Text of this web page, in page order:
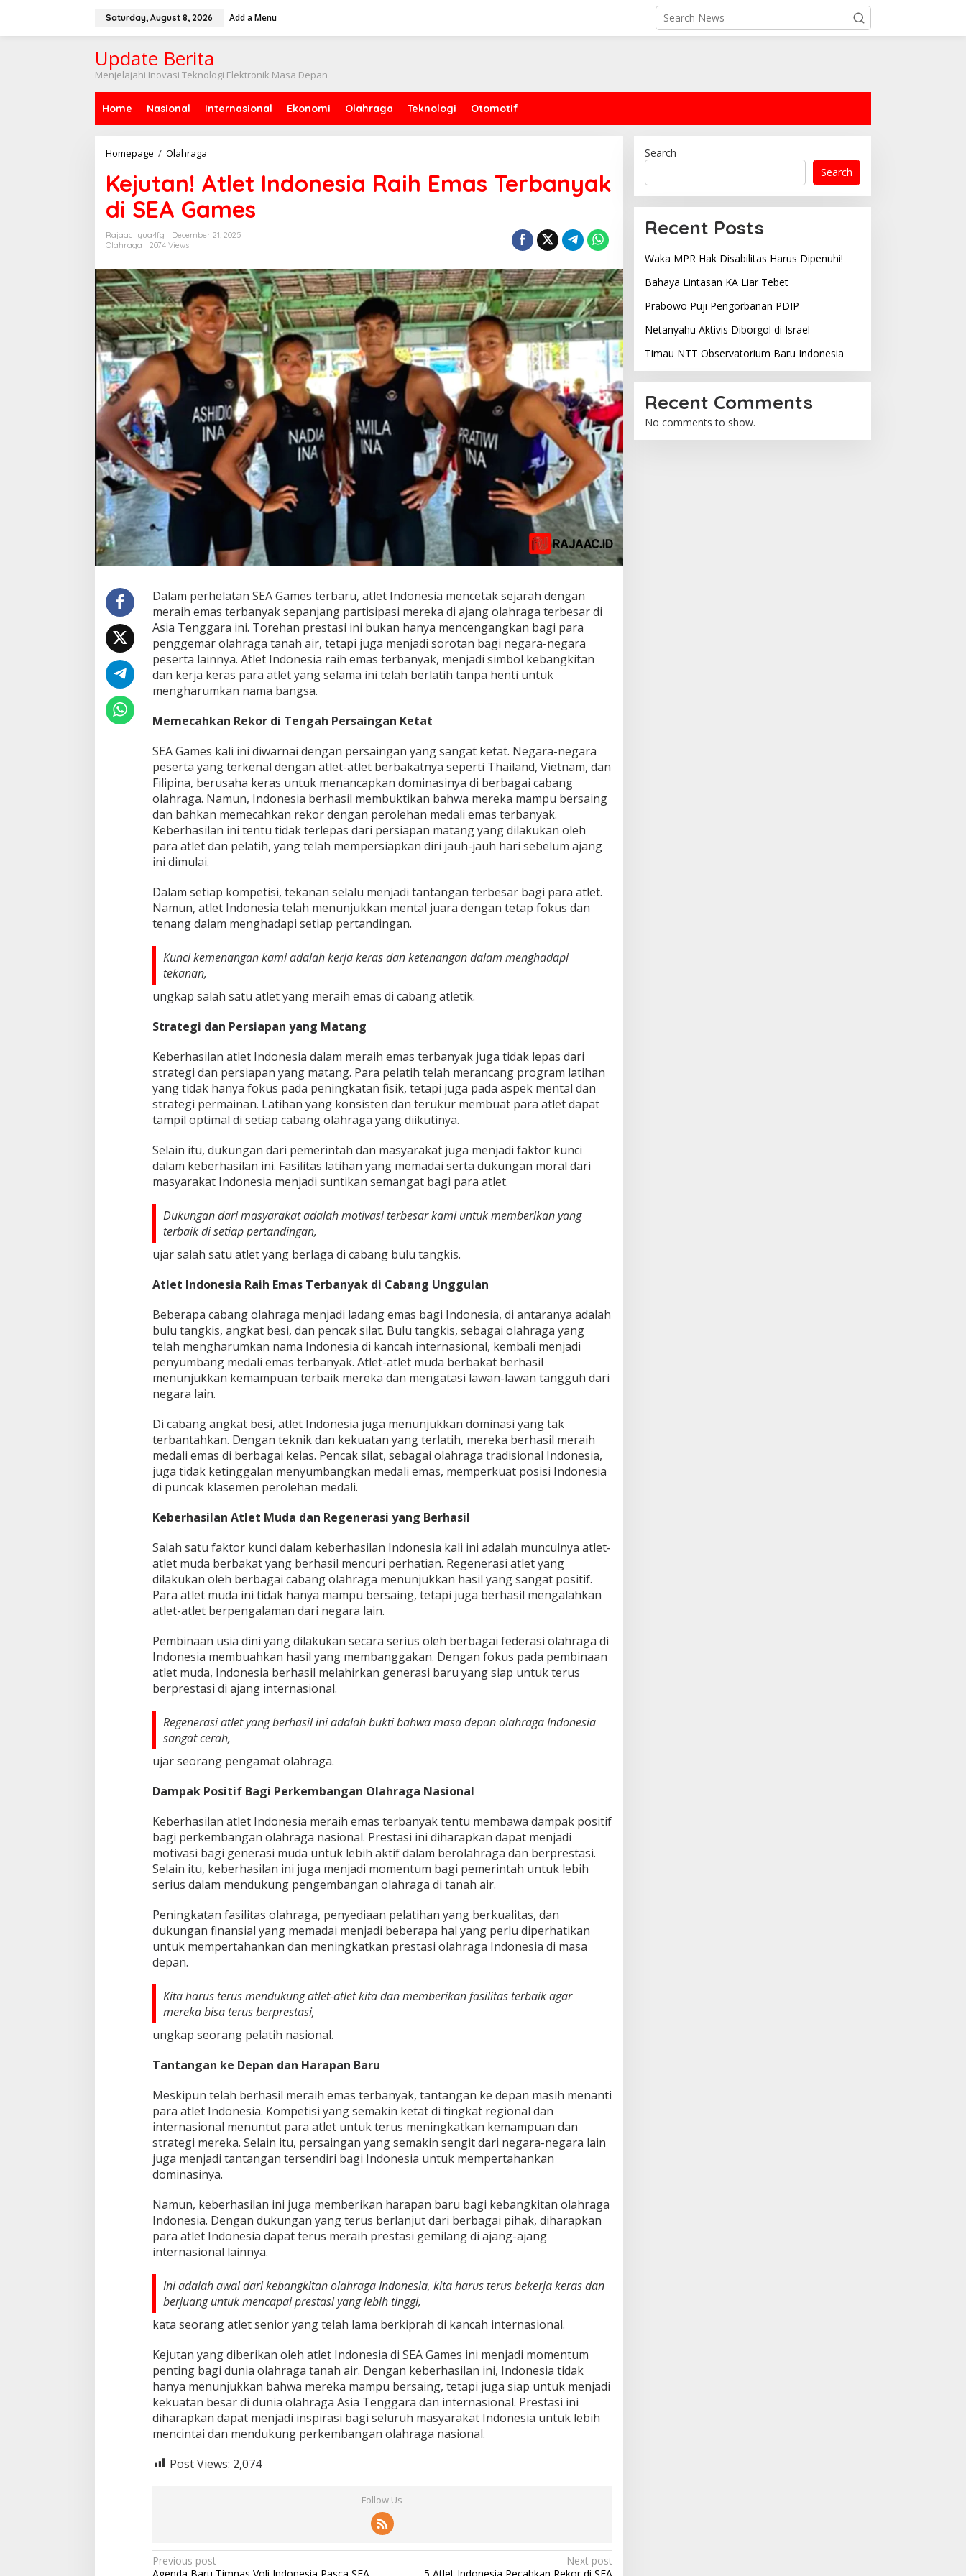
Saturday, August 8, 2026 Add a Menu
Update Berita
Menjelajahi Inovasi Teknologi Elektronik Masa Depan
Home Nasional Internasional Ekonomi Olahraga Teknologi Otomotif
Homepage / Olahraga
Indonesia
Raih
Emas
Terbanyak
di
SEA
Kejutan! Atlet Indonesia Raih Emas Terbanyak
di SEA Games
Rajaac_yua4fg
December 21, 2025
Olahraga
2074 Views
Dalam perhelatan SEA Games terbaru, atlet Indonesia mencetak sejarah dengan
meraih emas terbanyak sepanjang partisipasi mereka di ajang olahraga terbesar di
Asia Tenggara ini. Torehan prestasi ini bukan hanya mencengangkan bagi para
penggemar olahraga tanah air, tetapi juga menjadi sorotan bagi negara-negara
peserta lainnya. Atlet Indonesia raih emas terbanyak, menjadi simbol kebangkitan
dan kerja keras para atlet yang selama ini telah berlatih tanpa henti untuk
mengharumkan nama bangsa.
Memecahkan Rekor di Tengah Persaingan Ketat
SEA Games kali ini diwarnai dengan persaingan yang sangat ketat. Negara-negara
peserta yang terkenal dengan atlet-atlet berbakatnya seperti Thailand, Vietnam, dan
Filipina, berusaha keras untuk menancapkan dominasinya di berbagai cabang
olahraga. Namun, Indonesia berhasil membuktikan bahwa mereka mampu bersaing
dan bahkan memecahkan rekor dengan perolehan medali emas terbanyak.
Keberhasilan ini tentu tidak terlepas dari persiapan matang yang dilakukan oleh
para atlet dan pelatih, yang telah mempersiapkan diri jauh-jauh hari sebelum ajang
ini dimulai.
Dalam setiap kompetisi, tekanan selalu menjadi tantangan terbesar bagi para atlet.
Namun, atlet Indonesia telah menunjukkan mental juara dengan tetap fokus dan
tenang dalam menghadapi setiap pertandingan.
Kunci kemenangan kami adalah kerja keras dan ketenangan dalam menghadapi
tekanan,
ungkap salah satu atlet yang meraih emas di cabang atletik.
Strategi dan Persiapan yang Matang
Keberhasilan atlet Indonesia dalam meraih emas terbanyak juga tidak lepas dari
strategi dan persiapan yang matang. Para pelatih telah merancang program latihan
yang tidak hanya fokus pada peningkatan fisik, tetapi juga pada aspek mental dan
strategi permainan. Latihan yang konsisten dan terukur membuat para atlet dapat
tampil optimal di setiap cabang olahraga yang diikutinya.
Selain itu, dukungan dari pemerintah dan masyarakat juga menjadi faktor kunci
dalam keberhasilan ini. Fasilitas latihan yang memadai serta dukungan moral dari
masyarakat Indonesia menjadi suntikan semangat bagi para atlet.
Dukungan dari masyarakat adalah motivasi terbesar kami untuk memberikan yang
terbaik di setiap pertandingan,
ujar salah satu atlet yang berlaga di cabang bulu tangkis.
Atlet Indonesia Raih Emas Terbanyak di Cabang Unggulan
Beberapa cabang olahraga menjadi ladang emas bagi Indonesia, di antaranya adalah
bulu tangkis, angkat besi, dan pencak silat. Bulu tangkis, sebagai olahraga yang
telah mengharumkan nama Indonesia di kancah internasional, kembali menjadi
penyumbang medali emas terbanyak. Atlet-atlet muda berbakat berhasil
menunjukkan kemampuan terbaik mereka dan mengatasi lawan-lawan tangguh dari
negara lain.
Di cabang angkat besi, atlet Indonesia juga menunjukkan dominasi yang tak
terbantahkan. Dengan teknik dan kekuatan yang terlatih, mereka berhasil meraih
medali emas di berbagai kelas. Pencak silat, sebagai olahraga tradisional Indonesia,
juga tidak ketinggalan menyumbangkan medali emas, memperkuat posisi Indonesia
di puncak klasemen perolehan medali.
Keberhasilan Atlet Muda dan Regenerasi yang Berhasil
Salah satu faktor kunci dalam keberhasilan Indonesia kali ini adalah munculnya atlet-
atlet muda berbakat yang berhasil mencuri perhatian. Regenerasi atlet yang
dilakukan oleh berbagai cabang olahraga menunjukkan hasil yang sangat positif.
Para atlet muda ini tidak hanya mampu bersaing, tetapi juga berhasil mengalahkan
atlet-atlet berpengalaman dari negara lain.
Pembinaan usia dini yang dilakukan secara serius oleh berbagai federasi olahraga di
Indonesia membuahkan hasil yang membanggakan. Dengan fokus pada pembinaan
atlet muda, Indonesia berhasil melahirkan generasi baru yang siap untuk terus
berprestasi di ajang internasional.
Regenerasi atlet yang berhasil ini adalah bukti bahwa masa depan olahraga Indonesia
sangat cerah,
ujar seorang pengamat olahraga.
Dampak Positif Bagi Perkembangan Olahraga Nasional
Keberhasilan atlet Indonesia meraih emas terbanyak tentu membawa dampak positif
bagi perkembangan olahraga nasional. Prestasi ini diharapkan dapat menjadi
motivasi bagi generasi muda untuk lebih aktif dalam berolahraga dan berprestasi.
Selain itu, keberhasilan ini juga menjadi momentum bagi pemerintah untuk lebih
serius dalam mendukung pengembangan olahraga di tanah air.
Peningkatan fasilitas olahraga, penyediaan pelatihan yang berkualitas, dan
dukungan finansial yang memadai menjadi beberapa hal yang perlu diperhatikan
untuk mempertahankan dan meningkatkan prestasi olahraga Indonesia di masa
depan.
Kita harus terus mendukung atlet-atlet kita dan memberikan fasilitas terbaik agar
mereka bisa terus berprestasi,
ungkap seorang pelatih nasional.
Tantangan ke Depan dan Harapan Baru
Meskipun telah berhasil meraih emas terbanyak, tantangan ke depan masih menanti
para atlet Indonesia. Kompetisi yang semakin ketat di tingkat regional dan
internasional menuntut para atlet untuk terus meningkatkan kemampuan dan
strategi mereka. Selain itu, persaingan yang semakin sengit dari negara-negara lain
juga menjadi tantangan tersendiri bagi Indonesia untuk mempertahankan
dominasinya.
Namun, keberhasilan ini juga memberikan harapan baru bagi kebangkitan olahraga
Indonesia. Dengan dukungan yang terus berlanjut dari berbagai pihak, diharapkan
para atlet Indonesia dapat terus meraih prestasi gemilang di ajang-ajang
internasional lainnya.
Ini adalah awal dari kebangkitan olahraga Indonesia, kita harus terus bekerja keras dan
berjuang untuk mencapai prestasi yang lebih tinggi,
kata seorang atlet senior yang telah lama berkiprah di kancah internasional.
Kejutan yang diberikan oleh atlet Indonesia di SEA Games ini menjadi momentum
penting bagi dunia olahraga tanah air. Dengan keberhasilan ini, Indonesia tidak
hanya menunjukkan bahwa mereka mampu bersaing, tetapi juga siap untuk menjadi
kekuatan besar di dunia olahraga Asia Tenggara dan internasional. Prestasi ini
diharapkan dapat menjadi inspirasi bagi seluruh masyarakat Indonesia untuk lebih
mencintai dan mendukung perkembangan olahraga nasional.
Post Views: 2,074
Follow Us
Post
Previous post
Next post
Search
Search
Recent Posts
Waka MPR Hak Disabilitas Harus Dipenuhi!
Bahaya Lintasan KA Liar Tebet
Prabowo Puji Pengorbanan PDIP
Netanyahu Aktivis Diborgol di Israel
Timau NTT Observatorium Baru Indonesia
Recent Comments
No comments to show.